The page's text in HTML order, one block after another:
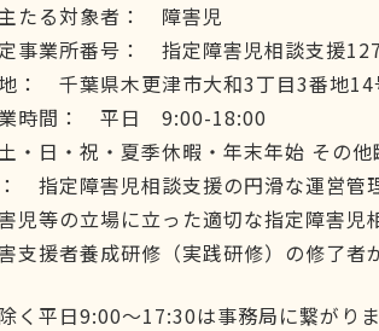
たる対象者： 障害児
事業所番号： 指定障害児相談支援
： 千葉県木更津市大和3丁目3番地14
業時間： 平日 9:00-18:00
日・祝・夏季休暇・年末年始 その他
指定障害児相談支援の円滑な運営管
児等の立場に立った適切な指定障害児
支援者養成研修（実践研修）の修了者
く平日9:00〜17:30は事務局に繋がりま